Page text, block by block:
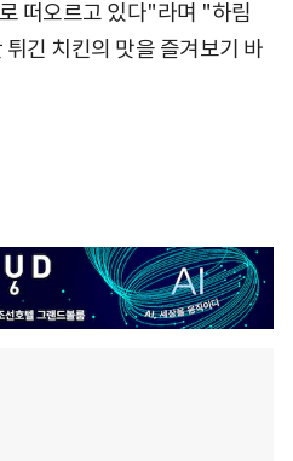
떠오르고 있다"라며 "하림
긴 치킨의 맛을 즐겨보기 바